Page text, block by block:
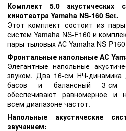
Комплект 5.0 акустических
кинотеатра Yamaha NS-160 Set.
Этот комплект состоит из
систем Yamaha NS-F160 и
пары тыловых АС Yamaha NS-P160.
Фронтальные напольные АС
Элегантные напольные
звуком. Два 16-см НЧ-динамика
басов и балансный 3-см
обеспечивают равномерное и
всем диапазоне частот.
Напольные акустические
звучанием: